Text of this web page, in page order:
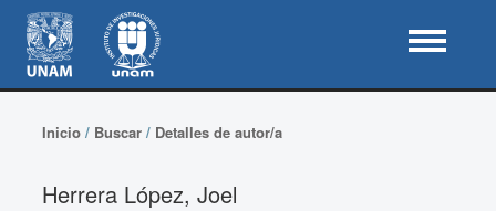
Inicio/ Buscar/ Detalles de autor/a
Herrera López, Joel